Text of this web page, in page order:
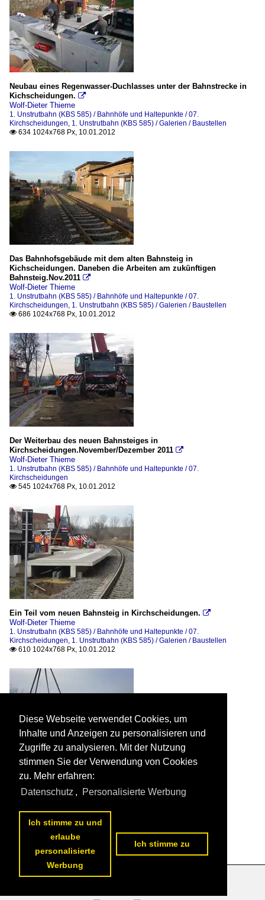
Neubau eines Regenwasser-Duchlasses unter der Bahnstrecke in
Kichscheidungen. 
Wolf-Dieter Thieme
1. Unstrutbahn (KBS 585) / Bahnhöfe und Haltepunkte / 07.
Kirchscheidungen, 1. Unstrutbahn (KBS 585) / Galerien / Baustellen
 634 1024x768 Px, 10.01.2012
Das Bahnhofsgebäude mit dem alten Bahnsteig in
Kichscheidungen. Daneben die Arbeiten am zukünftigen
Bahnsteig.Nov.2011 
Wolf-Dieter Thieme
1. Unstrutbahn (KBS 585) / Bahnhöfe und Haltepunkte / 07.
Kirchscheidungen, 1. Unstrutbahn (KBS 585) / Galerien / Baustellen
 686 1024x768 Px, 10.01.2012
Der Weiterbau des neuen Bahnsteiges in
Kirchscheidungen.November/Dezember 2011 
Wolf-Dieter Thieme
1. Unstrutbahn (KBS 585) / Bahnhöfe und Haltepunkte / 07.
Kirchscheidungen
 545 1024x768 Px, 10.01.2012
Ein Teil vom neuen Bahnsteig in Kirchscheidungen. 
Wolf-Dieter Thieme
1. Unstrutbahn (KBS 585) / Bahnhöfe und Haltepunkte / 07.
Kirchscheidungen, 1. Unstrutbahn (KBS 585) / Galerien / Baustellen
 610 1024x768 Px, 10.01.2012
Der Anfang des neuen Bahnsteiges in Kichscheidungen.
1. Unstrutbahn (KBS 585) / Bahnhöfe und Haltepunkte / 07.
652 1024x768 Px, 10.01.2012
Diese Webseite verwendet Cookies, um
Inhalte und Anzeigen zu personalisieren und
Zugriffe zu analysieren. Mit der Nutzung
stimmen Sie der Verwendung von Cookies
zu. Mehr erfahren:
Datenschutz , Personalisierte Werbung
Ich stimme zu und
erlaube
personalisierte
Werbung
Ich stimme zu